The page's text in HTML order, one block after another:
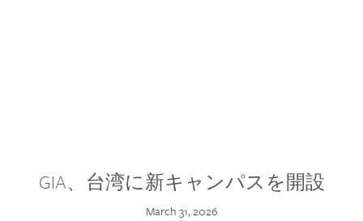
GIA、台湾に新キャンパスを開設
March 31, 2026